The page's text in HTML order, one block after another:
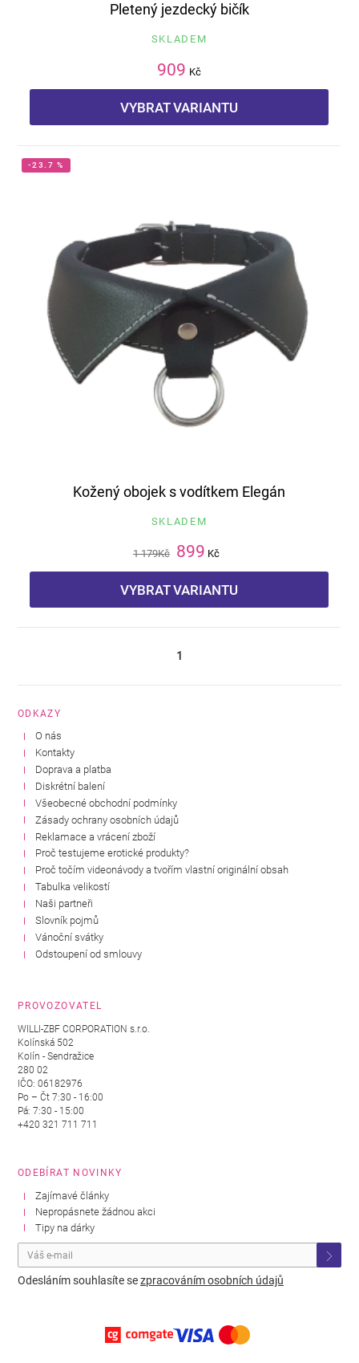
Pletený jezdecký bičík
SKLADEM
909 Kč
VYBRAT VARIANTU
-23.7 %
Kožený obojek s vodítkem Elegán
SKLADEM
1 179Kč 899 Kč
VYBRAT VARIANTU
1
ODKAZY
O nás
Kontakty
Doprava a platba
Diskrétní balení
Všeobecné obchodní podmínky
Zásady ochrany osobních údajů
Reklamace a vrácení zboží
Proč testujeme erotické produkty?
Proč točím videonávody a tvořím vlastní originální obsah
Tabulka velikostí
Naši partneři
Slovník pojmů
Vánoční svátky
Odstoupení od smlouvy
PROVOZOVATEL
WILLI-ZBF CORPORATION s.r.o.
Kolínská 502
Kolín - Sendražice
280 02
IČO: 06182976
Po – Čt 7:30 - 16:00
Pá: 7:30 - 15:00
+420 321 711 711
ODEBÍRAT NOVINKY
Zajímavé články
Nepropásnete žádnou akci
Tipy na dárky
Odesláním souhlasíte sezpracováním osobních údajů